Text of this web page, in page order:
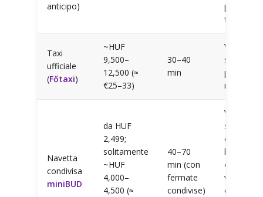
anticipo)
prezzo
fisso
Taxi
ufficiale
(Főtaxi)
~HUF
9,500–
12,500 (≈
€25–33)
30–40
min
Viaggiare
senza
prenotare
in anticipo
Navetta
condivisa
miniBUD
da HUF
2,499;
solitamente
~HUF
4,000–
4,500 (≈
40–70
min (con
fermate
condivise)
singoli o
con
limitato
che
vogliono